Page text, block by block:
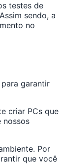
testes de
sendo, a
no
garantir
criar PCs que
nossos
Por
que você